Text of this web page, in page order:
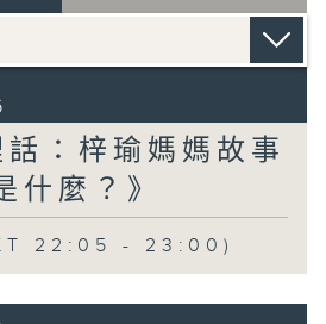
：梓瑜媽媽故事
什麼？》
22:05 - 23:00)